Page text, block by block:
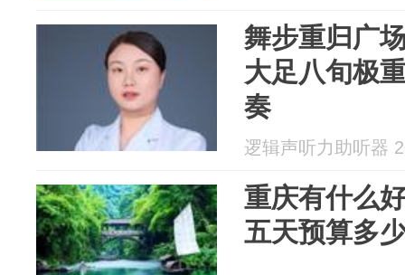
舞步重归广
大足八旬极
奏
逻辑声听力助听器
重庆有什么
五天预算多